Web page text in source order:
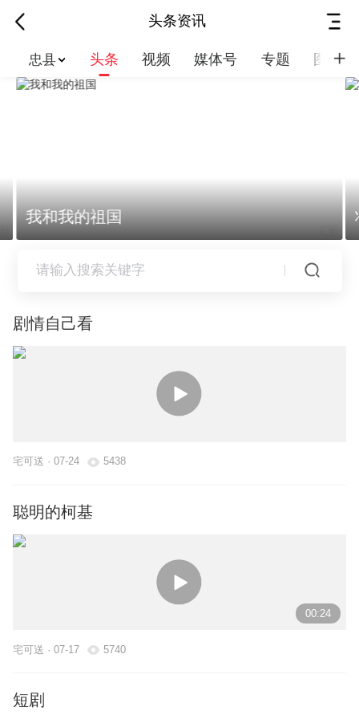
头条资讯
忠县 头条 视频 媒体号 专题 图集
我和我的祖国
剧情自己看
宅可送 · 07-24 5438
聪明的柯基
00:24
宅可送 · 07-17 5740
短剧
代表委员之声